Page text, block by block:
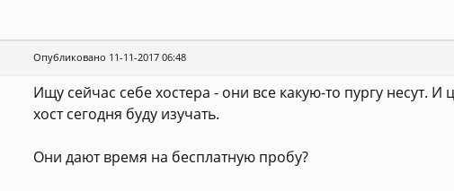
Опубликовано 11-11-2017 06:48
Ищу сейчас себе хостера - они все какую-то пургу несут.
хост сегодня буду изучать.
Они дают время на бесплатную пробу?